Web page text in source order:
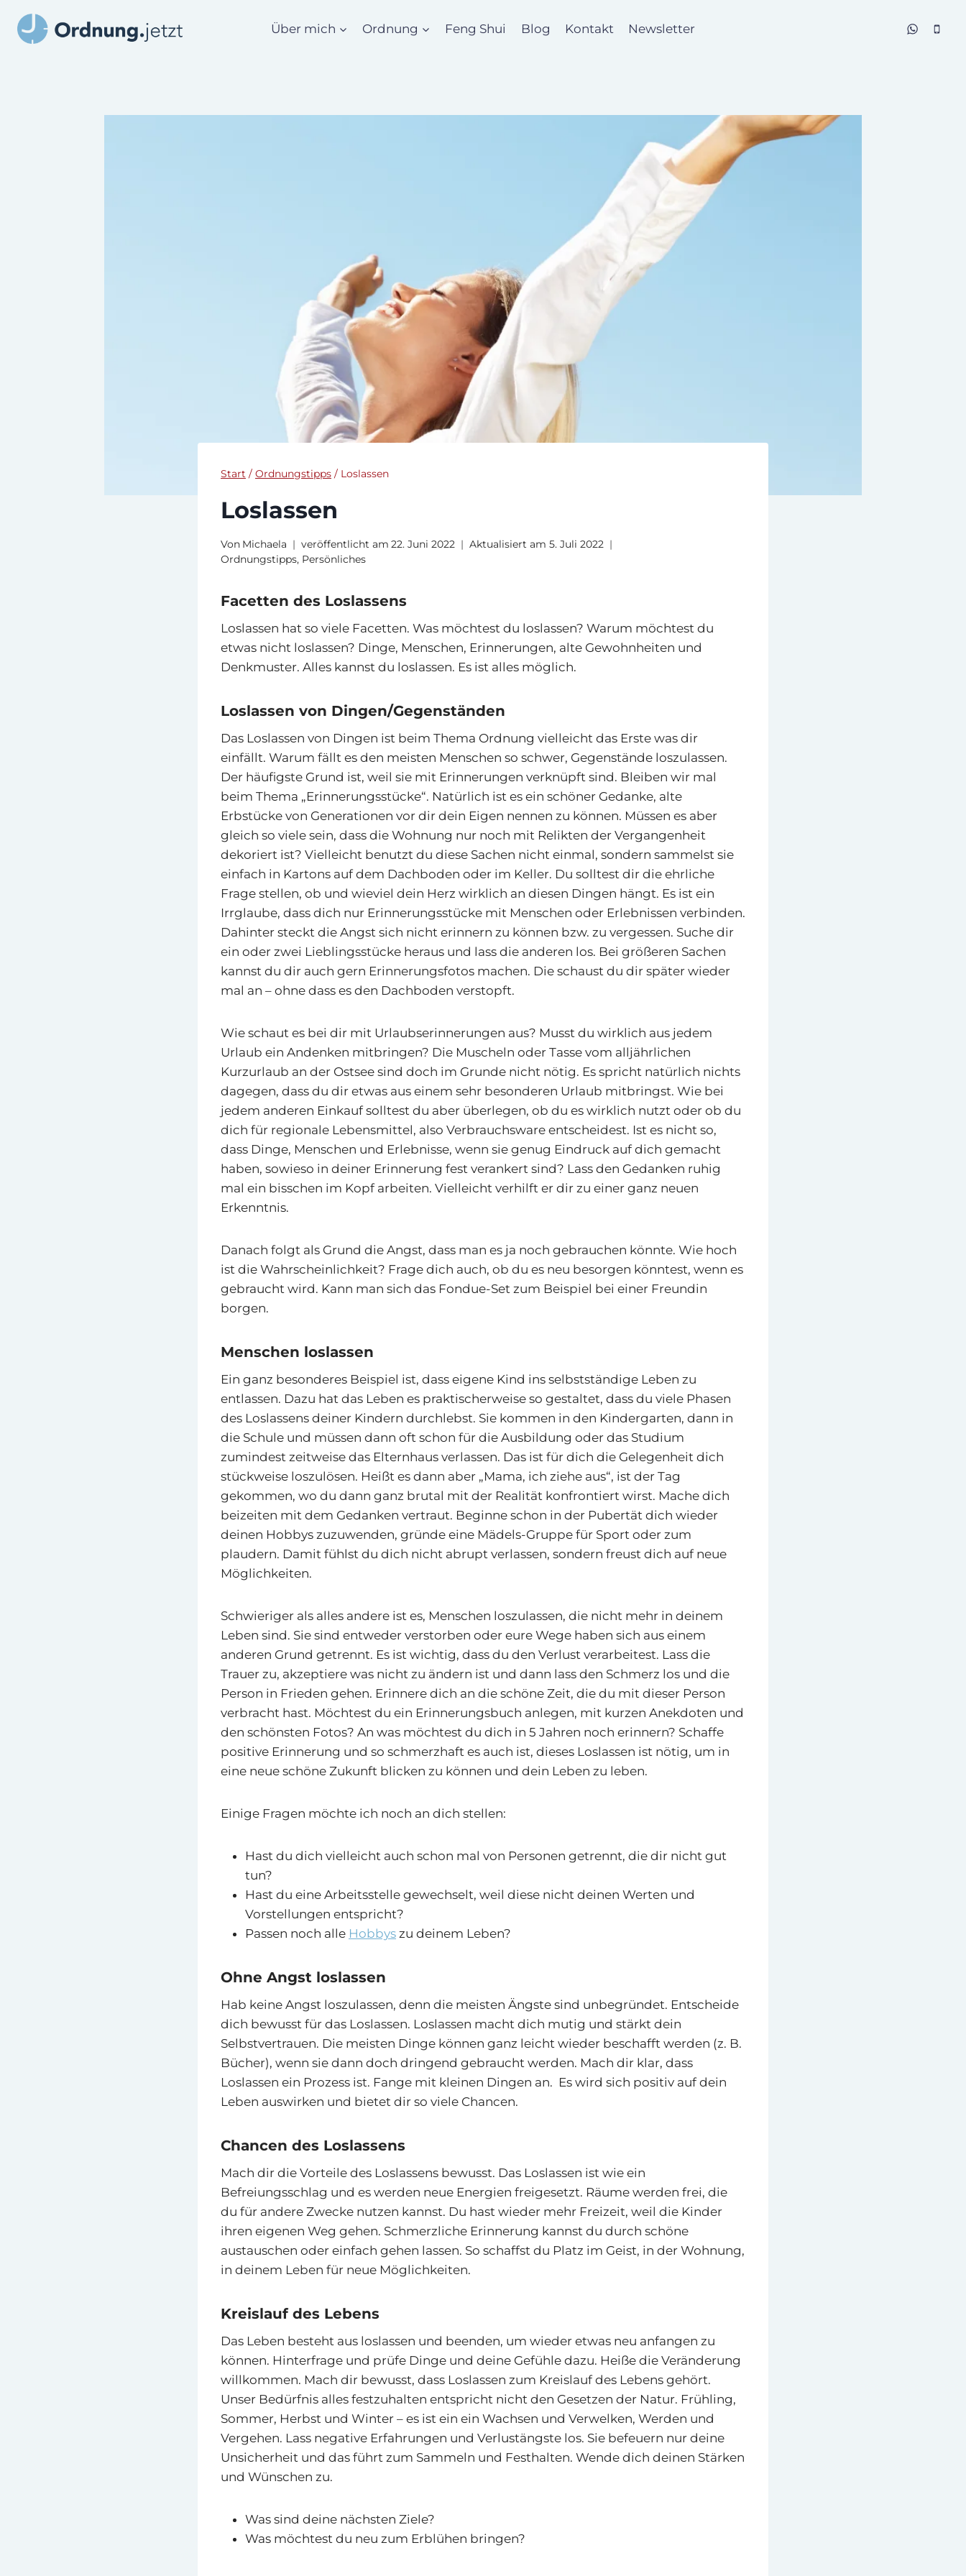
Inhalt
springen
Über mich Ordnung Feng Shui Blog Kontakt Newsletter
Start / Ordnungstipps / Loslassen
Loslassen
Von Michaela veröffentlicht am 22. Juni 2022 Aktualisiert am 5. Juli 2022
Ordnungstipps, Persönliches
Facetten des Loslassens
Loslassen hat so viele Facetten. Was möchtest du loslassen? Warum möchtest du
etwas nicht loslassen? Dinge, Menschen, Erinnerungen, alte Gewohnheiten und
Denkmuster. Alles kannst du loslassen. Es ist alles möglich.
Loslassen von Dingen/Gegenständen
Das Loslassen von Dingen ist beim Thema Ordnung vielleicht das Erste was dir
einfällt. Warum fällt es den meisten Menschen so schwer, Gegenstände loszulassen.
Der häufigste Grund ist, weil sie mit Erinnerungen verknüpft sind. Bleiben wir mal
beim Thema „Erinnerungsstücke“. Natürlich ist es ein schöner Gedanke, alte
Erbstücke von Generationen vor dir dein Eigen nennen zu können. Müssen es aber
gleich so viele sein, dass die Wohnung nur noch mit Relikten der Vergangenheit
dekoriert ist? Vielleicht benutzt du diese Sachen nicht einmal, sondern sammelst sie
einfach in Kartons auf dem Dachboden oder im Keller. Du solltest dir die ehrliche
Frage stellen, ob und wieviel dein Herz wirklich an diesen Dingen hängt. Es ist ein
Irrglaube, dass dich nur Erinnerungsstücke mit Menschen oder Erlebnissen verbinden.
Dahinter steckt die Angst sich nicht erinnern zu können bzw. zu vergessen. Suche dir
ein oder zwei Lieblingsstücke heraus und lass die anderen los. Bei größeren Sachen
kannst du dir auch gern Erinnerungsfotos machen. Die schaust du dir später wieder
mal an – ohne dass es den Dachboden verstopft.
Wie schaut es bei dir mit Urlaubserinnerungen aus? Musst du wirklich aus jedem
Urlaub ein Andenken mitbringen? Die Muscheln oder Tasse vom alljährlichen
Kurzurlaub an der Ostsee sind doch im Grunde nicht nötig. Es spricht natürlich nichts
dagegen, dass du dir etwas aus einem sehr besonderen Urlaub mitbringst. Wie bei
jedem anderen Einkauf solltest du aber überlegen, ob du es wirklich nutzt oder ob du
dich für regionale Lebensmittel, also Verbrauchsware entscheidest. Ist es nicht so,
dass Dinge, Menschen und Erlebnisse, wenn sie genug Eindruck auf dich gemacht
haben, sowieso in deiner Erinnerung fest verankert sind? Lass den Gedanken ruhig
mal ein bisschen im Kopf arbeiten. Vielleicht verhilft er dir zu einer ganz neuen
Erkenntnis.
Danach folgt als Grund die Angst, dass man es ja noch gebrauchen könnte. Wie hoch
ist die Wahrscheinlichkeit? Frage dich auch, ob du es neu besorgen könntest, wenn es
gebraucht wird. Kann man sich das Fondue-Set zum Beispiel bei einer Freundin
borgen.
Menschen loslassen
Ein ganz besonderes Beispiel ist, dass eigene Kind ins selbstständige Leben zu
entlassen. Dazu hat das Leben es praktischerweise so gestaltet, dass du viele Phasen
des Loslassens deiner Kindern durchlebst. Sie kommen in den Kindergarten, dann in
die Schule und müssen dann oft schon für die Ausbildung oder das Studium
zumindest zeitweise das Elternhaus verlassen. Das ist für dich die Gelegenheit dich
stückweise loszulösen. Heißt es dann aber „Mama, ich ziehe aus“, ist der Tag
gekommen, wo du dann ganz brutal mit der Realität konfrontiert wirst. Mache dich
beizeiten mit dem Gedanken vertraut. Beginne schon in der Pubertät dich wieder
deinen Hobbys zuzuwenden, gründe eine Mädels-Gruppe für Sport oder zum
plaudern. Damit fühlst du dich nicht abrupt verlassen, sondern freust dich auf neue
Möglichkeiten.
Schwieriger als alles andere ist es, Menschen loszulassen, die nicht mehr in deinem
Leben sind. Sie sind entweder verstorben oder eure Wege haben sich aus einem
anderen Grund getrennt. Es ist wichtig, dass du den Verlust verarbeitest. Lass die
Trauer zu, akzeptiere was nicht zu ändern ist und dann lass den Schmerz los und die
Person in Frieden gehen. Erinnere dich an die schöne Zeit, die du mit dieser Person
verbracht hast. Möchtest du ein Erinnerungsbuch anlegen, mit kurzen Anekdoten und
den schönsten Fotos? An was möchtest du dich in 5 Jahren noch erinnern? Schaffe
positive Erinnerung und so schmerzhaft es auch ist, dieses Loslassen ist nötig, um in
eine neue schöne Zukunft blicken zu können und dein Leben zu leben.
Einige Fragen möchte ich noch an dich stellen:
Hast du dich vielleicht auch schon mal von Personen getrennt, die dir nicht gut
tun?
Hast du eine Arbeitsstelle gewechselt, weil diese nicht deinen Werten und
Vorstellungen entspricht?
Passen noch alle Hobbys zu deinem Leben?
Ohne Angst loslassen
Hab keine Angst loszulassen, denn die meisten Ängste sind unbegründet. Entscheide
dich bewusst für das Loslassen. Loslassen macht dich mutig und stärkt dein
Selbstvertrauen. Die meisten Dinge können ganz leicht wieder beschafft werden (z. B.
Bücher), wenn sie dann doch dringend gebraucht werden. Mach dir klar, dass
Loslassen ein Prozess ist. Fange mit kleinen Dingen an. Es wird sich positiv auf dein
Leben auswirken und bietet dir so viele Chancen.
Chancen des Loslassens
Mach dir die Vorteile des Loslassens bewusst. Das Loslassen ist wie ein
Befreiungsschlag und es werden neue Energien freigesetzt. Räume werden frei, die
du für andere Zwecke nutzen kannst. Du hast wieder mehr Freizeit, weil die Kinder
ihren eigenen Weg gehen. Schmerzliche Erinnerung kannst du durch schöne
austauschen oder einfach gehen lassen. So schaffst du Platz im Geist, in der Wohnung,
in deinem Leben für neue Möglichkeiten.
Kreislauf des Lebens
Das Leben besteht aus loslassen und beenden, um wieder etwas neu anfangen zu
können. Hinterfrage und prüfe Dinge und deine Gefühle dazu. Heiße die Veränderung
willkommen. Mach dir bewusst, dass Loslassen zum Kreislauf des Lebens gehört.
Unser Bedürfnis alles festzuhalten entspricht nicht den Gesetzen der Natur. Frühling,
Sommer, Herbst und Winter – es ist ein ein Wachsen und Verwelken, Werden und
Vergehen. Lass negative Erfahrungen und Verlustängste los. Sie befeuern nur deine
Unsicherheit und das führt zum Sammeln und Festhalten. Wende dich deinen Stärken
und Wünschen zu.
Was sind deine nächsten Ziele?
Was möchtest du neu zum Erblühen bringen?